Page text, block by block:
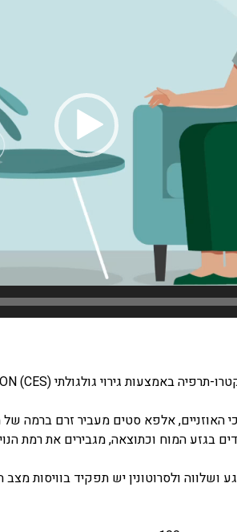
האוזניים, אלפא סטים מעביר זרם ברמה
בגזע המוח וכתוצאה, מגבירים את רמת
ולסרוטונין יש תפקיד בוויסות מצב